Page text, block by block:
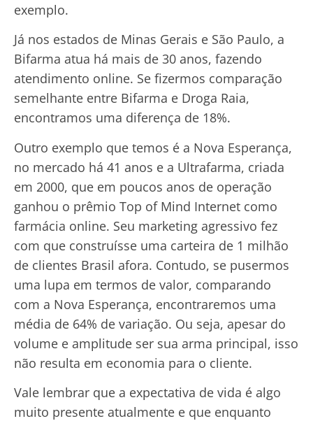
exemplo.
Já nos estados de Minas Gerais e São Paulo, a
Bifarma atua há mais de 30 anos, fazendo
atendimento online. Se fizermos comparação
semelhante entre Bifarma e Droga Raia,
encontramos uma diferença de 18%.
Outro exemplo que temos é a Nova Esperança,
no mercado há 41 anos e a Ultrafarma, criada
em 2000, que em poucos anos de operação
ganhou o prêmio Top of Mind Internet como
farmácia online. Seu marketing agressivo fez
com que construísse uma carteira de 1 milhão
de clientes Brasil afora. Contudo, se pusermos
uma lupa em termos de valor, comparando
com a Nova Esperança, encontraremos uma
média de 64% de variação. Ou seja, apesar do
volume e amplitude ser sua arma principal, isso
não resulta em economia para o cliente.
Vale lembrar que a expectativa de vida é algo
muito presente atualmente e que enquanto